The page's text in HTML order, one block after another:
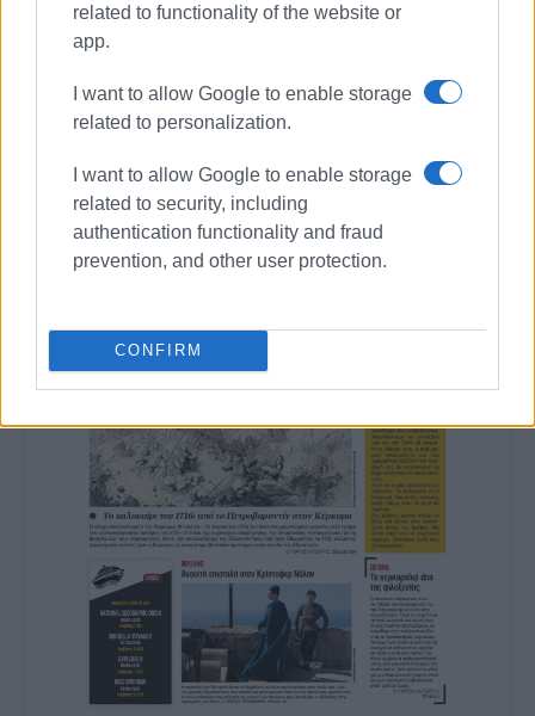
related to functionality of the website or
app.
I want to allow Google to enable storage
related to personalization.
I want to allow Google to enable storage
related to security, including
authentication functionality and fraud
prevention, and other user protection.
CONFIRM
Ακολουθήστε το enimerosi στο
Συνδρομητές στο e-paper